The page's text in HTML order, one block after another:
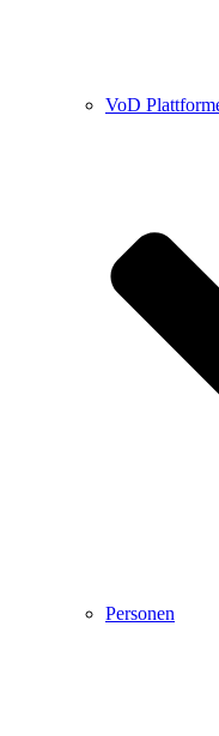
VoD
Personen